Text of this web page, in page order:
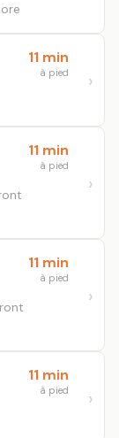
11 min
à pied
11 min
à pied
11 min
à pied
11 min
à pied